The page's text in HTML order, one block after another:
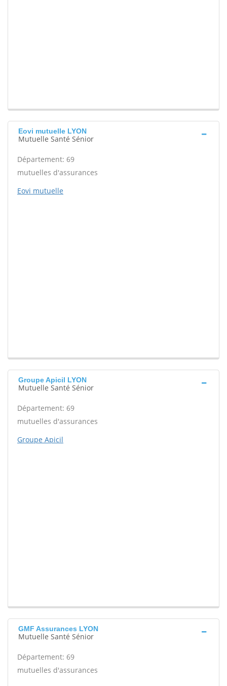
Eovi mutuelle LYON
Mutuelle Santé Sénior
Département: 69
mutuelles d'assurances
Eovi mutuelle
Groupe Apicil LYON
Mutuelle Santé Sénior
Département: 69
mutuelles d'assurances
Groupe Apicil
GMF Assurances LYON
Mutuelle Santé Sénior
Département: 69
mutuelles d'assurances